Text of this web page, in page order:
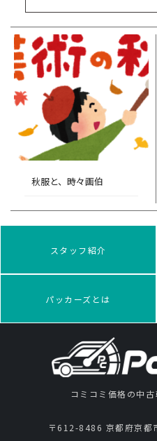
秋服と、時々画伯
スタッフ紹介
パッカーズとは
コミコミ価格の中
〒612-8486 京都府京都